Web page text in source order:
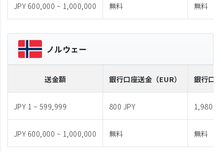
JPY 600,000 ~ 1,000,000 無料 無料
ノルウェー
送金額 銀行口座送金 （EUR） 銀行口
JPY 1 ~ 599,999 800 JPY 1,980
JPY 600,000 ~ 1,000,000 無料 無料